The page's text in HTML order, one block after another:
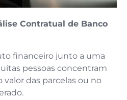
Contratual de Banco
financeiro junto a uma
pessoas concentram
valor das parcelas ou no